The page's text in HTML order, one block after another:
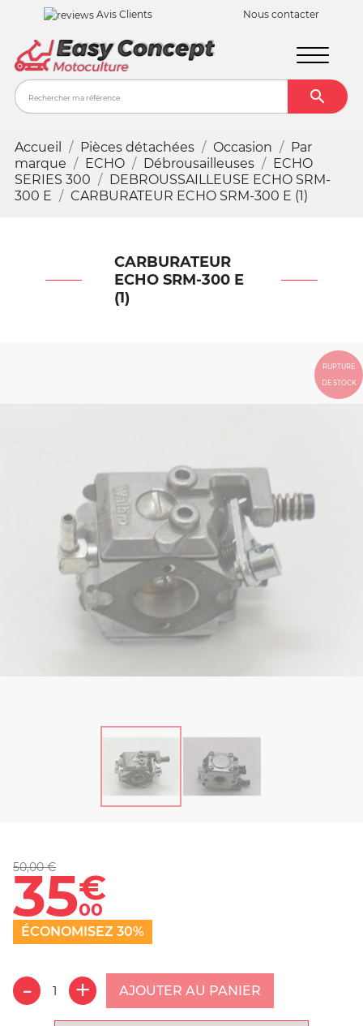
Avis Clients Nous contacter

Accueil Pièces détachées Occasion
Par
marque
ECHO Débrousailleuses
ECHO
SERIES 300
DEBROUSSAILLEUSE ECHO SRM-
300 E
CARBURATEUR ECHO SRM-300 E (1)
CARBURATEUR
ECHO SRM-300 E
(1)
RUPTURE
DE STOCK
50,00 €
35€
00
ÉCONOMISEZ 30%
AJOUTER AU PANIER